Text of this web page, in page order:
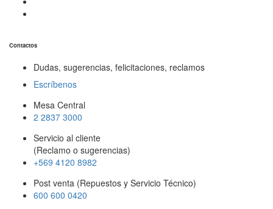
Contactos
Dudas, sugerencias, felicitaciones, reclamos
Escríbenos
Mesa Central
2 2837 3000
Servicio al cliente
(Reclamo o sugerencias)
+569 4120 8982
Post venta (Repuestos y Servicio Técnico)
600 600 0420